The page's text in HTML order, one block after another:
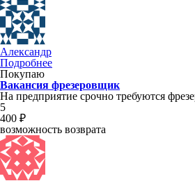
Александр
Подробнее
Покупаю
Вакансия фрезеровщик
На предприятие срочно требуются
5
400 ₽
возможность возврата